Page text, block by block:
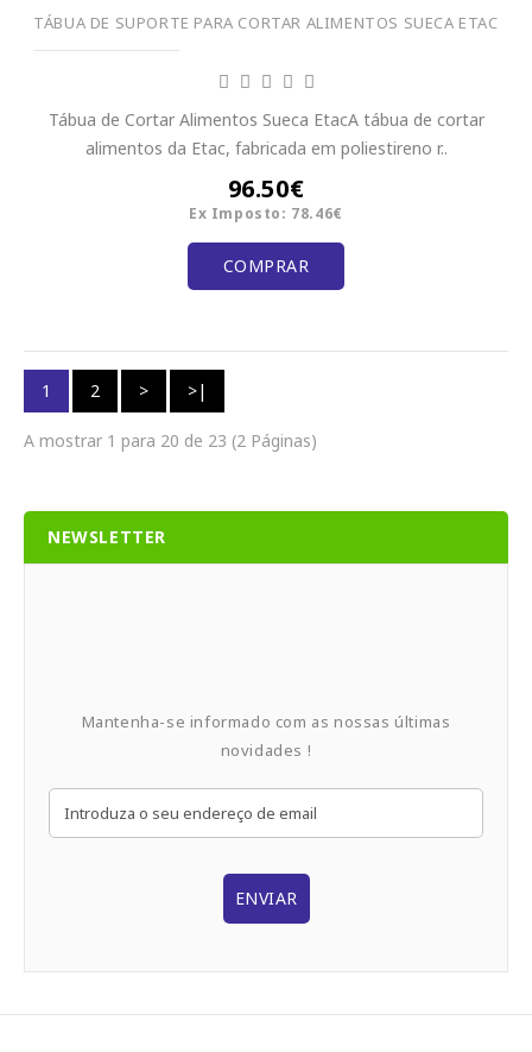
TÁBUA DE SUPORTE PARA CORTAR ALIMENTOS SUECA ETAC
Tábua de Cortar Alimentos Sueca EtacA tábua de cortar
alimentos da Etac, fabricada em poliestireno r..
96.50€
Ex Imposto: 78.46€
COMPRAR
1 2 > >|
A mostrar 1 para 20 de 23 (2 Páginas)
NEWSLETTER
Mantenha-se informado com as nossas últimas
novidades !
ENVIAR